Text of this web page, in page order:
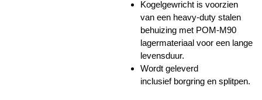
Kogelgewricht is voorzien
van een heavy-duty stalen
behuizing met POM-M90
lagermateriaal voor een lange
levensduur.
Wordt geleverd
inclusief borgring en splitpen.